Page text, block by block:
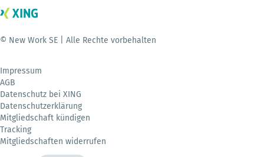
© New Work SE | Alle Rechte vorbehalten
Impressum
AGB
Datenschutz bei XING
Datenschutzerklärung
Mitgliedschaft kündigen
Tracking
Mitgliedschaften widerrufen